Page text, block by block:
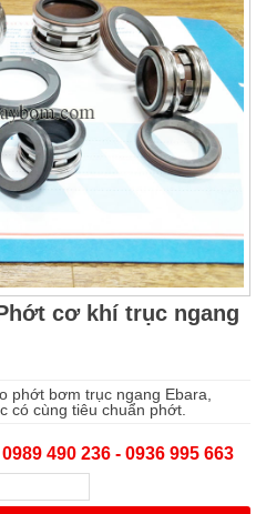
cơ khí trục ngang
phớt bơm trục ngang Ebara,
có cùng tiêu chuẩn phớt.
490 236 - 0936 995 663